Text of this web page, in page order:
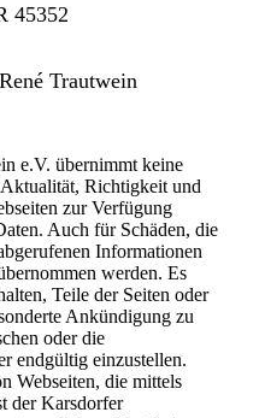
45352
Trautwein
e.V. übernimmt keine
Richtigkeit und
zur Verfügung
Auch für Schäden, die
Informationen
werden. Es
Teile der Seiten oder
Ankündigung zu
oder die
endgültig einzustellen.
Webseiten, die mittels
der Karsdorfer